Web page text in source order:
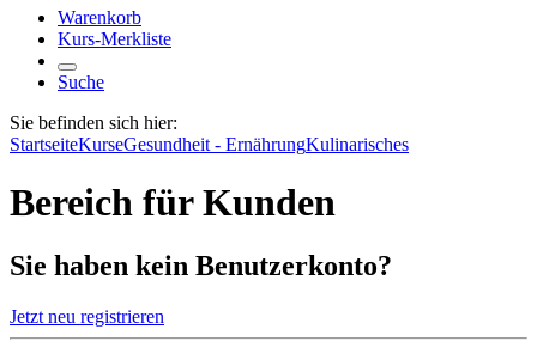
Warenkorb
Kurs-Merkliste
Suche
Sie befinden sich hier:
StartseiteKurseGesundheit - ErnährungKulinarisches
Bereich für Kunden
Sie haben kein Benutzerkonto?
Jetzt neu registrieren